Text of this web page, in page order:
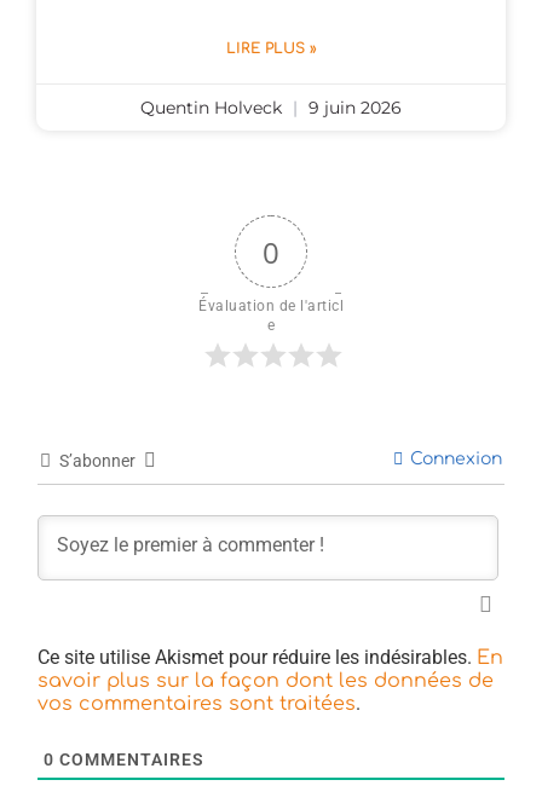
LIRE PLUS »
Quentin Holveck 9 juin 2026
0
Évaluation de l'articl
e
S’abonner Connexion
Ce site utilise Akismet pour réduire les indésirables. En
savoir plus sur la façon dont les données de
vos commentaires sont traitées.
0 COMMENTAIRES